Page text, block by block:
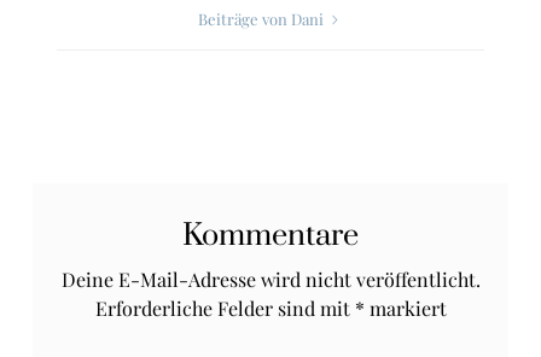
Beiträge von Dani
Kommentare
Deine E-Mail-Adresse wird nicht veröffentlicht.
Erforderliche Felder sind mit * markiert